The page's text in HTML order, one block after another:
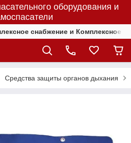
оборудования и
снабжение и Комплексное
Средства защиты органов дыхания